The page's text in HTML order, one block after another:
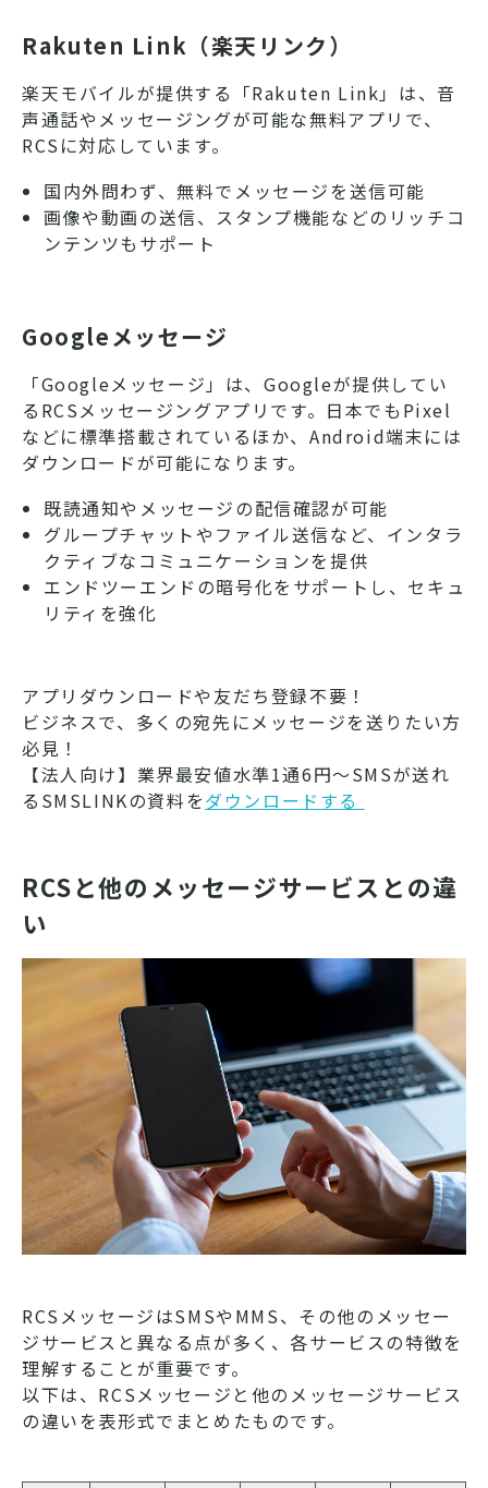
Rakuten Link（楽天リンク）
楽天モバイルが提供する「Rakuten Link」は、音
声通話やメッセージングが可能な無料アプリで、
RCSに対応しています。
国内外問わず、無料でメッセージを送信可能
画像や動画の送信、スタンプ機能などのリッチコ
ンテンツもサポート
Googleメッセージ
「Googleメッセージ」は、Googleが提供してい
るRCSメッセージングアプリです。日本でもPixel
などに標準搭載されているほか、Android端末には
ダウンロードが可能になります。
既読通知やメッセージの配信確認が可能
グループチャットやファイル送信など、インタラ
クティブなコミュニケーションを提供
エンドツーエンドの暗号化をサポートし、セキュ
リティを強化
アプリダウンロードや友だち登録不要！
ビジネスで、多くの宛先にメッセージを送りたい方
必見！
【法人向け】業界最安値水準1通6円～SMSが送れ
るSMSLINKの資料をダウンロードする ​​​​​​
RCSと他のメッセージサービスとの違
い
RCSメッセージはSMSやMMS、その他のメッセー
ジサービスと異なる点が多く、各サービスの特徴を
理解することが重要です。
以下は、RCSメッセージと他のメッセージサービス
の違いを表形式でまとめたものです。